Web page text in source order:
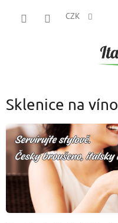
CZK
Sklenice na víno